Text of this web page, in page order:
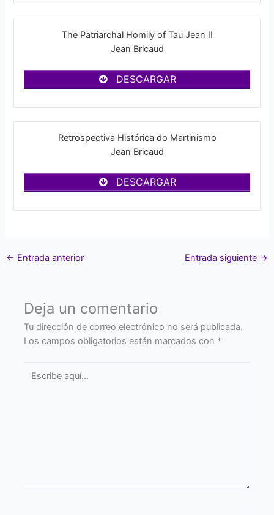
The Patriarchal Homily of Tau Jean II
Jean Bricaud
DESCARGAR
Retrospectiva Histórica do Martinismo
Jean Bricaud
DESCARGAR
← Entrada anterior Entrada siguiente →
Deja un comentario
Tu dirección de correo electrónico no será publicada.
Los campos obligatorios están marcados con *
aquí...